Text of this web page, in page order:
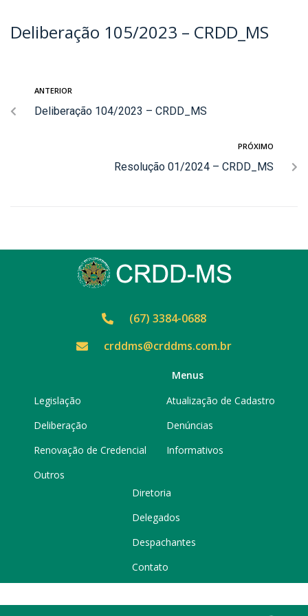
Deliberação 105/2023 – CRDD_MS
ANTERIOR
Deliberação 104/2023 – CRDD_MS
PRÓXIMO
Resolução 01/2024 – CRDD_MS
(67) 3384-0688
crddms@crddms.com.br
Menus
Legislação
Deliberação
Renovação de Credencial
Outros
Atualização de Cadastro
Denúncias
Informativos
Diretoria
Delegados
Despachantes
Contato